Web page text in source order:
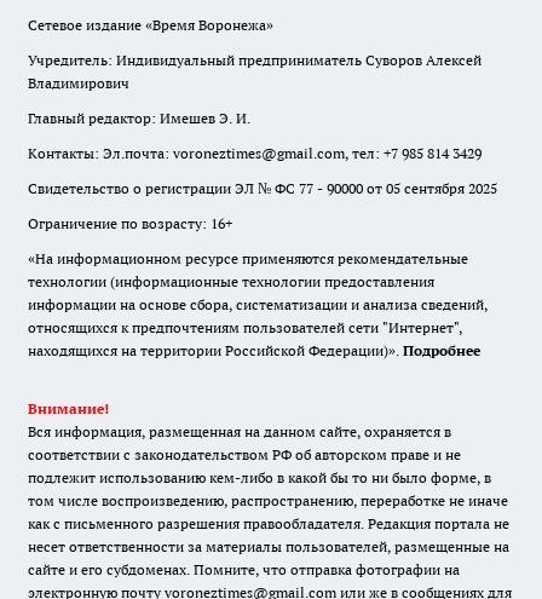
Сетевое издание «Время Воронежа»
Учредитель: Индивидуальный предприниматель Суворов Алексей
Владимирович
Главный редактор: Имешев Э. И.
Контакты: Эл.почта: voroneztimes@gmail.com, тел: +7 985 814 3429
Свидетельство о регистрации ЭЛ № ФС 77 - 90000 от 05 сентября 2025
Ограничение по возрасту: 16+
«На информационном ресурсе применяются рекомендательные
технологии (информационные технологии предоставления
информации на основе сбора, систематизации и анализа сведений,
относящихся к предпочтениям пользователей сети "Интернет",
находящихся на территории Российской Федерации)». Подробнее
Внимание!
Вся информация, размещенная на данном сайте, охраняется в
соответствии с законодательством РФ об авторском праве и не
подлежит использованию кем-либо в какой бы то ни было форме, в
том числе воспроизведению, распространению, переработке не иначе
как с письменного разрешения правообладателя. Редакция портала не
несет ответственности за материалы пользователей, размещенные на
сайте и его субдоменах. Помните, что отправка фотографии на
электронную почту voroneztimes@gmail.com или же в сообщениях для